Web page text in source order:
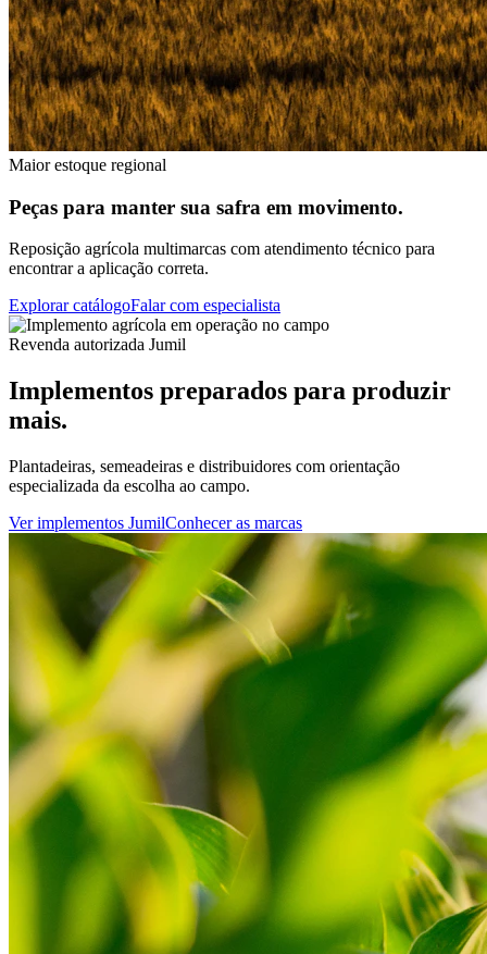
Maior estoque regional
Peças para manter sua safra em movimento.
Reposição agrícola multimarcas com atendimento técnico para
encontrar a aplicação correta.
Explorar catálogoFalar com especialista
Revenda autorizada Jumil
Implementos preparados para produzir
mais.
Plantadeiras, semeadeiras e distribuidores com orientação
especializada da escolha ao campo.
Ver implementos JumilConhecer as marcas